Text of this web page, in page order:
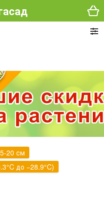
20 см
до −28.9°C)